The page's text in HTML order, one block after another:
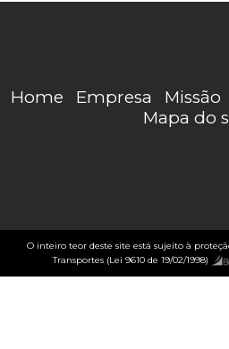
Home Empresa Missão
Mapa do
O inteiro teor deste site está sujeito à
Transportes (Lei 9610 de 19/02/1998)